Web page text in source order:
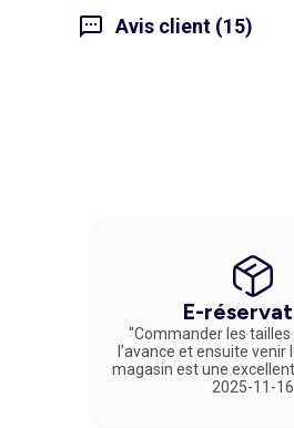
Avis client (15)
E-
"Commander les tailles
l’avance et ensuite venir
magasin est une
un service vraiment2025-11-16